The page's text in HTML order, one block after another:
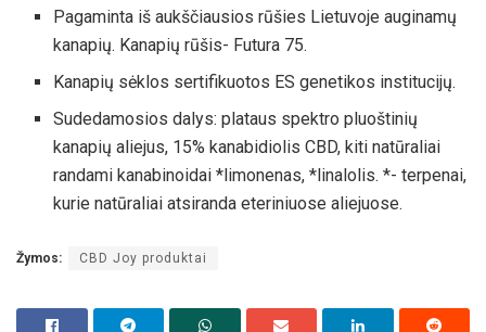
Pagaminta iš aukščiausios rūšies Lietuvoje auginamų
kanapių. Kanapių rūšis- Futura 75.
Kanapių sėklos sertifikuotos ES genetikos institucijų.
Sudedamosios dalys: plataus spektro pluoštinių
kanapių aliejus, 15% kanabidiolis CBD, kiti natūraliai
randami kanabinoidai *limonenas, *linalolis. *- terpenai,
kurie natūraliai atsiranda eteriniuose aliejuose.
Žymos: CBD Joy produktai